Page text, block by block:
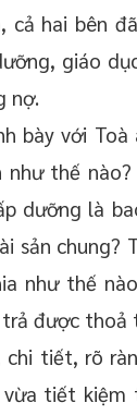
cả hai bên
giáo
nợ.
bày với
thế
dưỡng là
sản chung?
như thế
được thoả
chi tiết, rõ
tiết kiệm